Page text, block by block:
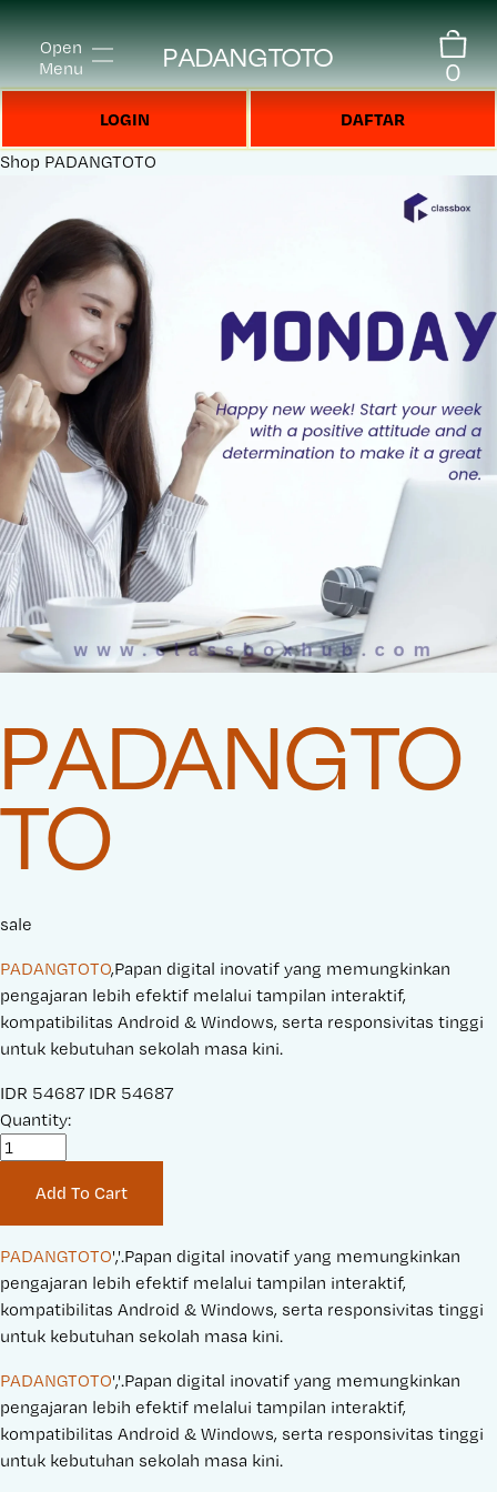
Open
Menu
PADANGTOTO 0
LOGIN DAFTAR
Shop PADANGTOTO
PADANGTO
TO
sale
PADANGTOTO,Papan digital inovatif yang memungkinkan
pengajaran lebih efektif melalui tampilan interaktif,
kompatibilitas Android & Windows, serta responsivitas tinggi
untuk kebutuhan sekolah masa kini.
S
a
r
i
c
e
:
IDR 54687 O
n
a
P
r
c
e
:
IDR 54687
Quantity:
Add To Cart
PADANGTOTO','.Papan digital inovatif yang memungkinkan
pengajaran lebih efektif melalui tampilan interaktif,
kompatibilitas Android & Windows, serta responsivitas tinggi
untuk kebutuhan sekolah masa kini.
PADANGTOTO','.Papan digital inovatif yang memungkinkan
pengajaran lebih efektif melalui tampilan interaktif,
kompatibilitas Android & Windows, serta responsivitas tinggi
untuk kebutuhan sekolah masa kini.